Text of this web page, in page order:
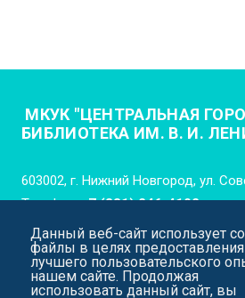
МКУК "ЦЕНТРАЛЬНАЯ
БИБЛИОТЕКА ИМ. В. И.
603002, г. Нижний Новгород, ул.
Телефон:+7 (831) 246-4102
E-mail:cgb_lenina_nn@mail.52gov.ru
Данный веб-сайт использует
файлы в целях
лучшего пользовательского
нашем сайте. Продолжая
использовать данный сайт, вы